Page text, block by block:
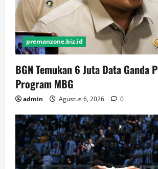
premanzone.biz.id
BGN Temukan 6 Juta Data Ganda
Program MBG
admin Agustus 6, 2026 0